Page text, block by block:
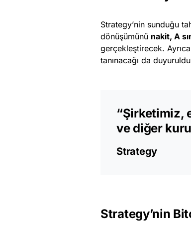
Strategy’nin sunduğu
dönüşümünü nakit, A
gerçekleştirecek.
tanınacağı da
“Şirketimiz,
ve diğer
Strategy
Strategy’nin